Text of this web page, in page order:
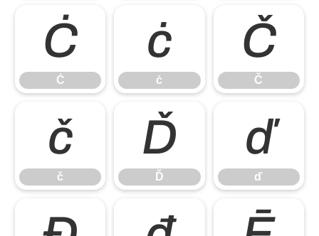
Ċ
Ċ
ċ
ċ
Č
Č
č
č
Ď
Ď
ď
ď